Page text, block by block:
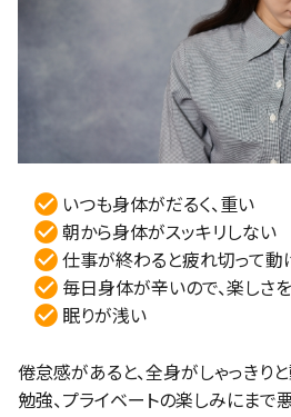
いつも身体がだるく、重い
朝から身体がスッキリしない
仕事が終わると疲れ切って動
毎日身体が辛いので、楽しさ
眠りが浅い
倦怠感があると、全身がしゃっきり
勉強、プライベートの楽しみにまで